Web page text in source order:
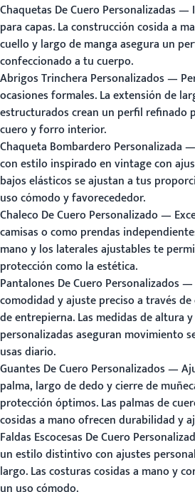
Chaquetas De Cuero Personalizadas—
para capas. La construcción cosida a
cuello y largo de manga asegura un
confeccionado a tu cuerpo.
Abrigos Trinchera Personalizados—
ocasiones formales. La extensión de
estructurados crean un perfil refinado
cuero y forro interior.
Chaqueta Bombardero Personalizada—
con estilo inspirado en vintage con
bajos elásticos se ajustan a tus
uso cómodo y favorecededor.
Chaleco De Cuero Personalizado—
camisas o como prendas
mano y los laterales ajustables te
protección como la estética.
Pantalones De Cuero Personalizados—
comodidad y ajuste preciso a través
de entrepierna. Las medidas de altura
personalizadas aseguran movimiento
usas diario.
Guantes De Cuero Personalizados—
palma, largo de dedo y cierre de
protección óptimos. Las palmas de
cosidas a mano ofrecen durabilidad y
Faldas Escocesas De Cuero
un estilo distintivo con ajustes
largo. Las costuras cosidas a mano y